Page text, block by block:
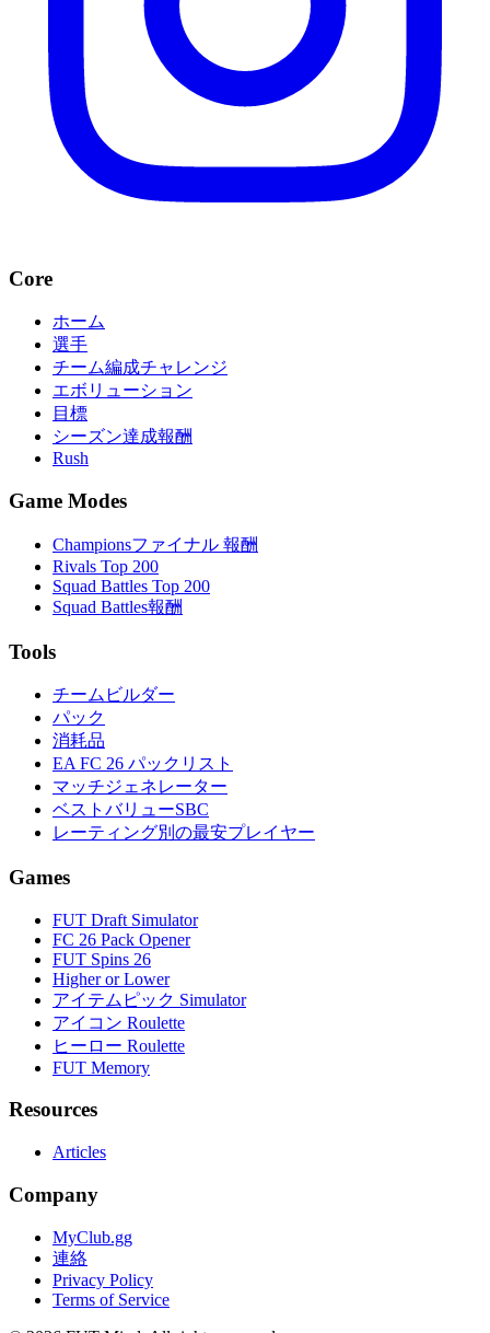
Core
ホーム
選手
チーム編成チャレンジ
エボリューション
目標
シーズン達成報酬
Rush
Game Modes
Championsファイナル 報酬
Rivals Top 200
Squad Battles Top 200
Squad Battles報酬
Tools
チームビルダー
パック
消耗品
EA FC 26 パックリスト
マッチジェネレーター
ベストバリューSBC
レーティング別の最安プレイヤー
Games
FUT Draft Simulator
FC 26 Pack Opener
FUT Spins 26
Higher or Lower
アイテムピック Simulator
アイコン Roulette
ヒーロー Roulette
FUT Memory
Resources
Articles
Company
MyClub.gg
連絡
Privacy Policy
Terms of Service